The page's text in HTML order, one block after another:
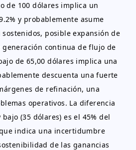
de 100 dólares implica un
y probablemente asume
posible expansión de
continua de flujo de
de 65,00 dólares implica una
descuenta una fuerte
de refinación, una
operativos. La diferencia
(35 dólares) es el 45% del
indica una incertidumbre
de las ganancias